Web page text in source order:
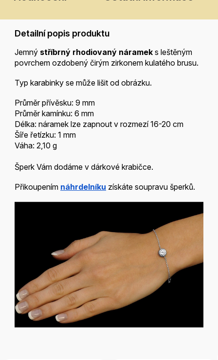
Detailní popis produktu
Jemný stříbrný rhodiovaný náramek s leštěným
povrchem ozdobený čirým zirkonem kulatého brusu.
Typ karabinky se může lišit od obrázku.
Průměr přívěsku: 9 mm
Průměr kamínku: 6 mm
Délka: náramek lze zapnout v rozmezí 16-20 cm
Šíře řetízku: 1 mm
Váha: 2,10 g
Šperk Vám dodáme v dárkové krabičce.
Přikoupením náhrdelníku získáte soupravu šperků.